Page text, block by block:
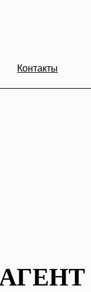
Контакты